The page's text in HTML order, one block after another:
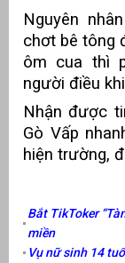
Nguyên
chơt bê tông
ôm cua thì
người điều
Nhận được
Gò Vấp
hiện trường,
Bắt TikToker
miền
Vụ nữ sinh 14